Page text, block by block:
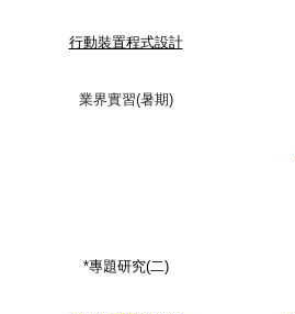
行動裝置程式設計
業界實習(暑期)
*專題研究(二)